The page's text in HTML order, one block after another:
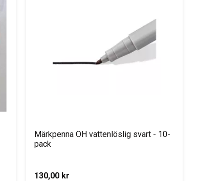
Märkpenna OH vattenlöslig svart - 10-
pack
130,00 kr